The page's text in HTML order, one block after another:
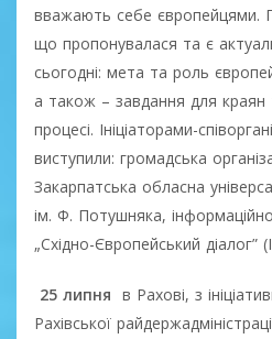
вважають себе європейцями.
що пропонувалася та є
сьогодні: мета та роль
а також – завдання для
процесі. Ініціаторами-
виступили: громадська
Закарпатська обласна
ім. Ф. Потушняка,
„Східно-Європейський діалог”
25 липня в Рахові, з
Рахівської